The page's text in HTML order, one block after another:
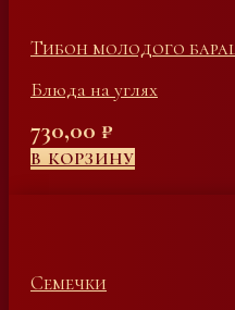
Тибон молодого
Блюда на углях
730,00 ₽
В КОРЗИНУ
Семечки